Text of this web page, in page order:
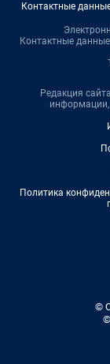
Контактные
Контактные
Редакция
Политика
©